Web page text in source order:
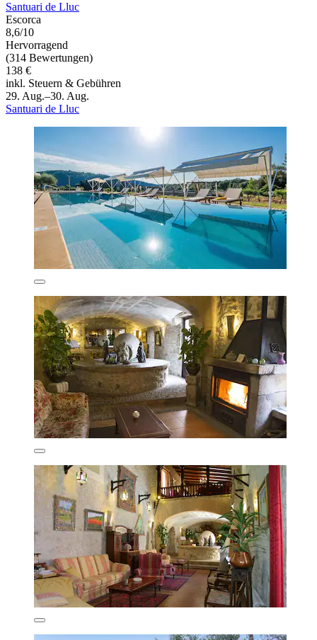
Santuari de Lluc
Escorca
8,6/10
Hervorragend
(314 Bewertungen)
138 €
inkl. Steuern & Gebühren
29. Aug.–30. Aug.
Santuari de Lluc